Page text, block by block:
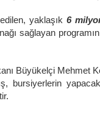
yaklaşık6
sağlayan
Büyükelçi
bursiyerlerin